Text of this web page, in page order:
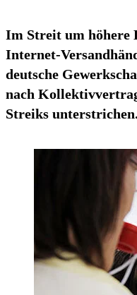
Im Streit um höhere
Internet-
deutsche
nach
Streiks unterstrichen.